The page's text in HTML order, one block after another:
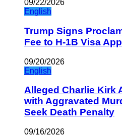
09/22/2026
English
Trump Signs
Fee to H-1B Visa
09/20/2026
English
Alleged Charlie Kirk
with Aggravated
Seek Death Penalty
09/16/2026